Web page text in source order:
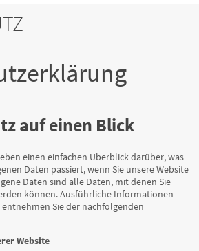
auf einen Blick
einen einfachen Überblick darüber, was
Daten passiert, wenn Sie unsere Website
Daten sind alle Daten, mit denen Sie
können. Ausführliche Informationen
Sie der nachfolgenden
Website